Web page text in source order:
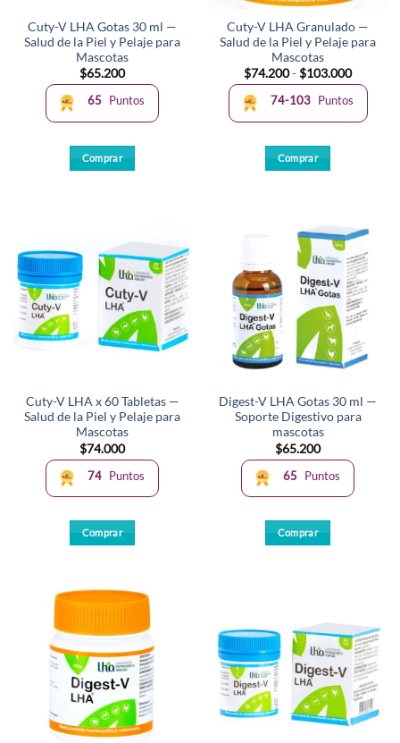
la
página
de
producto
Cuty-V LHA Gotas 30 ml —
Salud de la Piel y Pelaje para
Mascotas
$65.200
65 Puntos
Comprar
Cuty-V LHA Granulado —
Salud de la Piel y Pelaje para
Mascotas
$74.200-$103.000Rango
de
precios:
desde
$74.200
74-103 Puntos
Comprar
múltiples
variantes.
Las
opciones
se
pueden
elegir
en
página
de
producto
Cuty-V LHA x 60 Tabletas —
Salud de la Piel y Pelaje para
Mascotas
$74.000
74 Puntos
Comprar
Digest-V LHA Gotas 30 ml —
Soporte Digestivo para
mascotas
$65.200
65 Puntos
Comprar